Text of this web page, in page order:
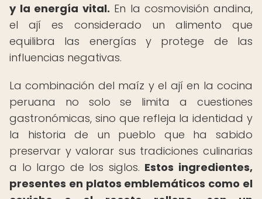
y la energía vital. En la cosmovisión andina,
el ají es considerado un alimento que
equilibra las energías y protege de las
influencias negativas.
La combinación del maíz y el ají en la cocina
peruana no solo se limita a cuestiones
gastronómicas, sino que refleja la identidad y
la historia de un pueblo que ha sabido
preservar y valorar sus tradiciones culinarias
a lo largo de los siglos. Estos ingredientes,
presentes en platos emblemáticos como el